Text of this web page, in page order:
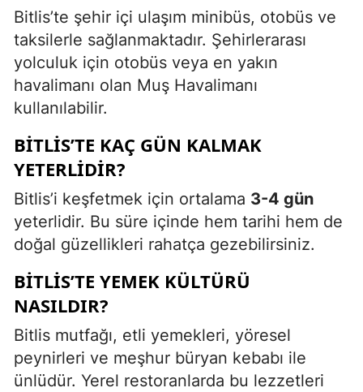
Bitlis’te şehir içi ulaşım minibüs, otobüs ve
taksilerle sağlanmaktadır. Şehirlerarası
yolculuk için otobüs veya en yakın
havalimanı olan Muş Havalimanı
kullanılabilir.
BITLIS’TE KAÇ GÜN KALMAK
YETERLIDIR?
Bitlis’i keşfetmek için ortalama 3-4 gün
yeterlidir. Bu süre içinde hem tarihi hem de
doğal güzellikleri rahatça gezebilirsiniz.
BITLIS’TE YEMEK KÜLTÜRÜ
NASILDIR?
Bitlis mutfağı, etli yemekleri, yöresel
peynirleri ve meşhur büryan kebabı ile
ünlüdür. Yerel restoranlarda bu lezzetleri